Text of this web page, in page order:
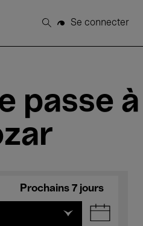
Rechercher
Se connecter
passe à
Prochains 7 jours